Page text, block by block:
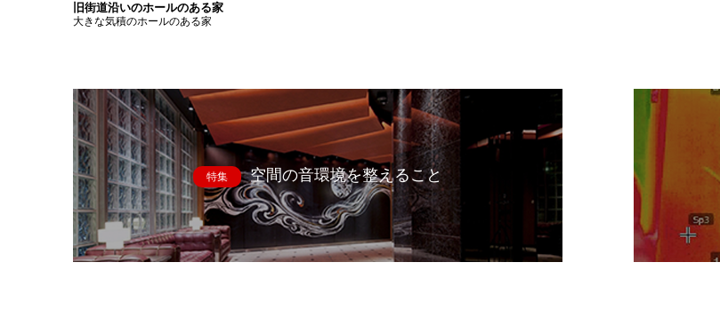
旧街道沿いのホールのある家
大きな気積のホールのある家
特集 空間の音環境を整えること